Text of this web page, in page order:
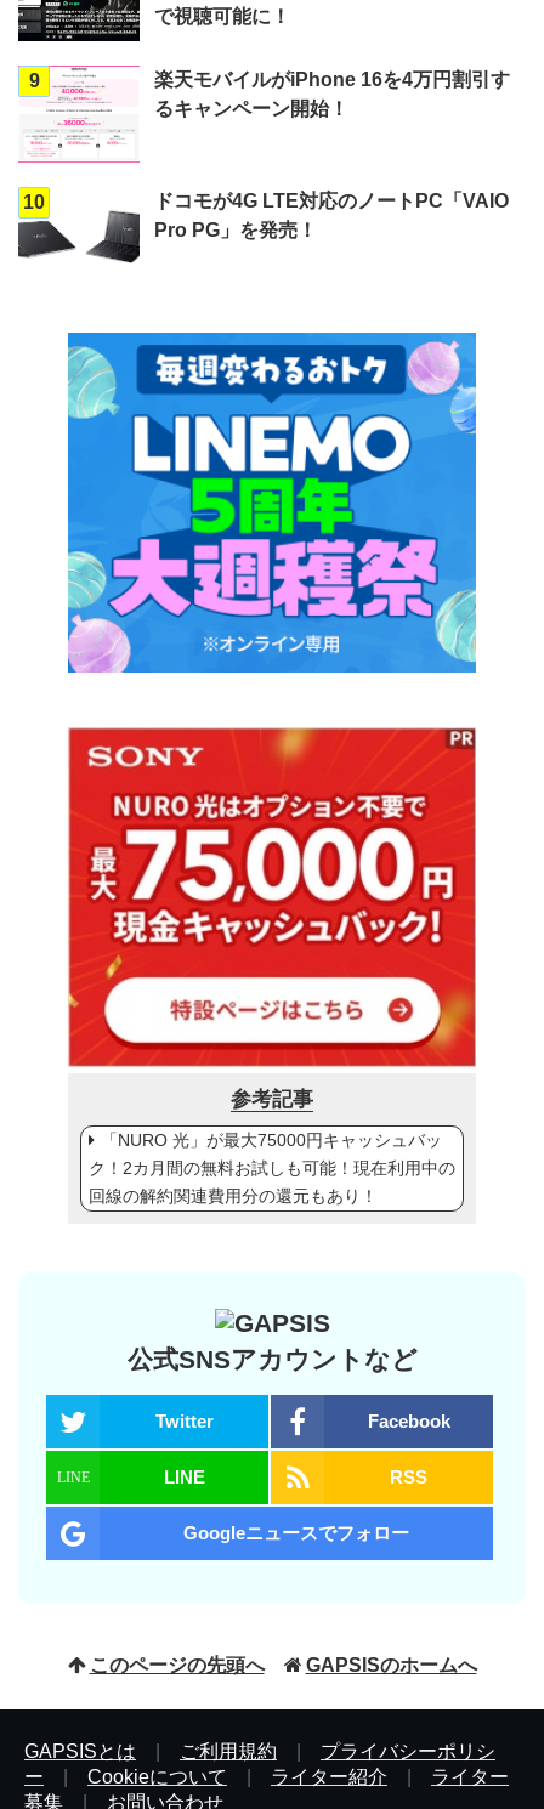
で視聴可能に！
9
楽天モバイルがiPhone 16を4万円割引す
るキャンペーン開始！
10
ドコモが4G LTE対応のノートPC「VAIO
Pro PG」を発売！
参考記事
「NURO 光」が最大75000円キャッシュバッ
ク！2カ月間の無料お試しも可能！現在利用中の
回線の解約関連費用分の還元もあり！
公式SNSアカウントなど
Twitter Facebook
LINE RSS
Googleニュースでフォロー
このページの先頭へ GAPSISのホームへ
GAPSISとは ご利用規約
プライバシーポリシ
ー
Cookieについて ライター紹介
ライター
募集
お問い合わせ